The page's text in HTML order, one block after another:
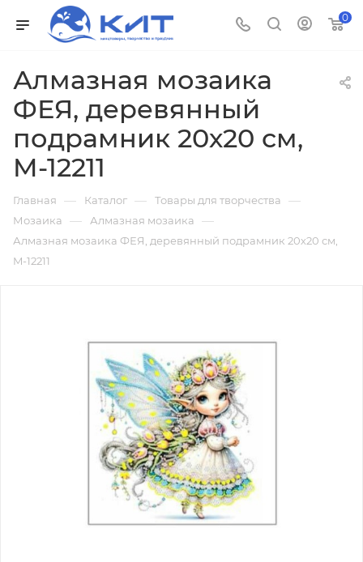
0
Алмазная мозаика
ФЕЯ, деревянный
подрамник 20х20 см,
M-12211
Главная — Каталог — Товары для творчества —
Мозаика — Алмазная мозаика —
Алмазная мозаика ФЕЯ, деревянный подрамник 20х20 см,
M-12211